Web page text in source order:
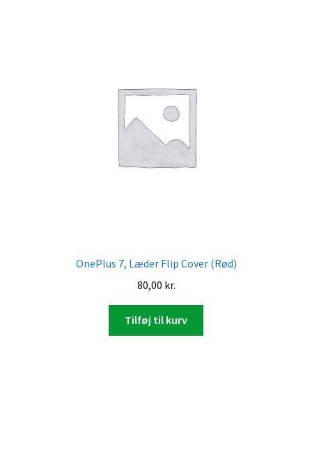
OnePlus 7, Læder Flip Cover (Rød)
80,00 kr.
Tilføj til kurv